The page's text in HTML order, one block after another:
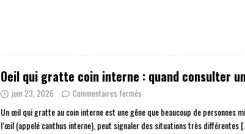
Oeil qui gratte coin interne : quand consulter
juin 23, 2026 Commentaires fermés
Un œil qui gratte au coin interne est une gêne que beaucoup de personnes
l’œil (appelé canthus interne), peut signaler des situations très différentes